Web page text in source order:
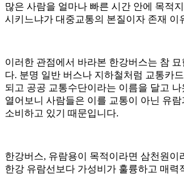
많은 사람을 얼마나 빠른 시간 안에 목적
시키느냐가 대중교통의 본질이자 존재 이
이러한 관점에서 바라본 한강버스는 참 묘
다. 분명 일반 버스나 지하철처럼 교통카
되고 공공 교통수단이라는 이름을 달고
열어보니 사람들은 이를 교통이 아닌 유
소비하고 있기 때문입니다.
한강버스, 유람용이 목적이라면 삼천원이
한강 유람선보다 가성비가 훌륭하고 매력